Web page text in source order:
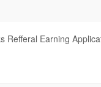
Refferal Earning